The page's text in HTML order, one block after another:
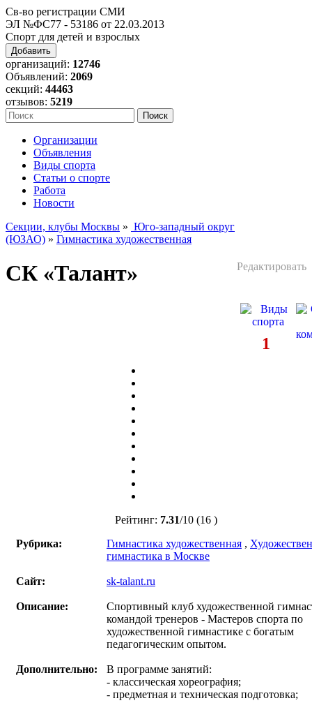
Св-во регистрации СМИ
ЭЛ №ФС77 - 53186 от 22.03.2013
Спорт для детей и взрослых
Добавить
организаций: 12746
Объявлений: 2069
секций: 44463
отзывов: 5219
Организации
Объявления
Виды спорта
Статьи о спорте
Работа
Новости
Секции, клубы Москвы » Юго-западный округ
(ЮЗАО) » Гимнастика художественная
Редактировать
СК «Талант»
1
Рейтинг: 7.31/10 (16 )
Рубрика:
Гимнастика художественная ,
гимнастика в Москве
Сайт: sk-talant.ru
Описание:
Спортивный клуб художественной
командой тренеров - Мастеров спорта по
художественной гимнастике с богатым
педагогическим опытом.
Дополнительно:
В программе занятий:
- классическая хореография;
- предметная и техническая подготовка;